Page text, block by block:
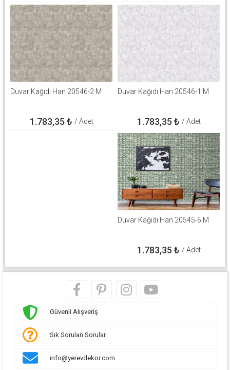
Duvar Kağıdı Han 20546-2 M
1.783,35 ₺ / Adet
Duvar Kağıdı Han 20546-1 M
1.783,35 ₺ / Adet
Duvar Kağıdı Han 20545-6 M
1.783,35 ₺ / Adet
Güvenli Alışveriş
Sık Sorulan Sorular
info@yerevdekor.com